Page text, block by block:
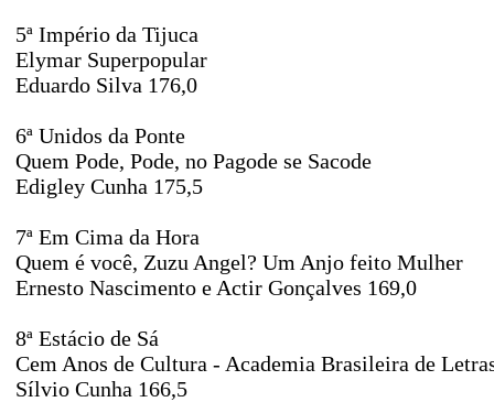
5ª Império da Tijuca
Elymar Superpopular
Eduardo Silva 176,0
6ª Unidos da Ponte
Quem Pode, Pode, no Pagode se Sacode
Edigley Cunha 175,5
7ª Em Cima da Hora
Quem é você, Zuzu Angel? Um Anjo feito Mulher
Ernesto Nascimento e Actir Gonçalves 169,0
8ª Estácio de Sá
Cem Anos de Cultura - Academia Brasileira de
Sílvio Cunha 166,5